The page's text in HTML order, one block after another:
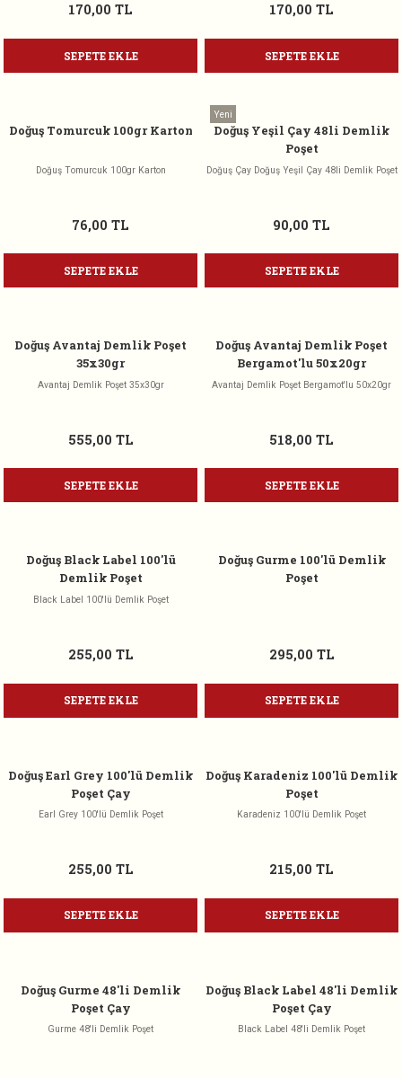
170,00 TL
SEPETE EKLE
170,00 TL
SEPETE EKLE
Doğuş Tomurcuk 100gr Karton
Doğuş Tomurcuk 100gr Karton
76,00 TL
SEPETE EKLE
Yeni
Doğuş Yeşil Çay 48li Demlik
Poşet
Doğuş Çay Doğuş Yeşil Çay 48li Demlik Poşet
90,00 TL
SEPETE EKLE
Doğuş Avantaj Demlik Poşet
35x30gr
Avantaj Demlik Poşet 35x30gr
555,00 TL
SEPETE EKLE
Doğuş Avantaj Demlik Poşet
Bergamot'lu 50x20gr
Avantaj Demlik Poşet Bergamot'lu 50x20gr
518,00 TL
SEPETE EKLE
Doğuş Black Label 100'lü
Demlik Poşet
Black Label 100'lü Demlik Poşet
255,00 TL
SEPETE EKLE
Doğuş Gurme 100'lü Demlik
Poşet
295,00 TL
SEPETE EKLE
Doğuş Earl Grey 100'lü Demlik
Poşet Çay
Earl Grey 100'lü Demlik Poşet
255,00 TL
SEPETE EKLE
Doğuş Karadeniz 100'lü Demlik
Poşet
Karadeniz 100'lü Demlik Poşet
215,00 TL
SEPETE EKLE
Doğuş Gurme 48'li Demlik
Poşet Çay
Gurme 48'li Demlik Poşet
Doğuş Black Label 48'li Demlik
Poşet Çay
Black Label 48'li Demlik Poşet